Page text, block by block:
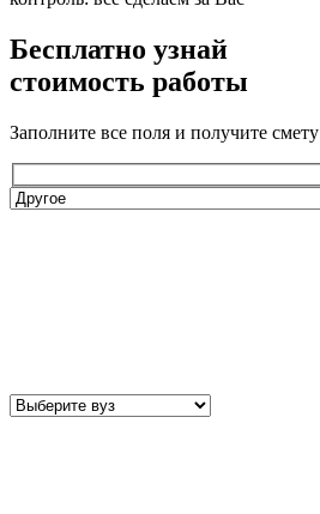
Бесплатно узнай
стоимость работы
Заполните все поля и получите смету